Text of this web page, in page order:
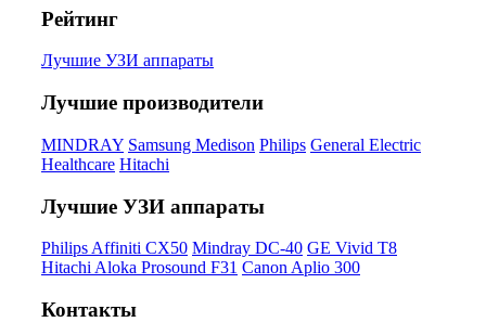
Рейтинг
Лучшие УЗИ аппараты
Лучшие производители
MINDRAY Samsung Medison Philips General Electric
Healthcare Hitachi
Лучшие УЗИ аппараты
Philips Affiniti CX50 Mindray DC-40 GE Vivid T8
Hitachi Aloka Prosound F31 Canon Aplio 300
Контакты